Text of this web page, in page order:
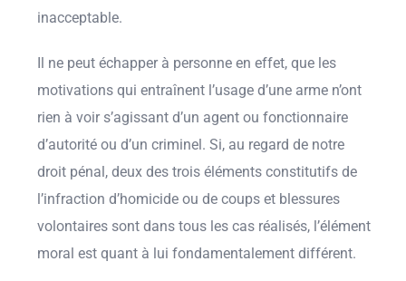
inacceptable.
Il ne peut échapper à personne en effet, que les
motivations qui entraînent l’usage d’une arme n’ont
rien à voir s’agissant d’un agent ou fonctionnaire
d’autorité ou d’un criminel. Si, au regard de notre
droit pénal, deux des trois éléments constitutifs de
l’infraction d’homicide ou de coups et blessures
volontaires sont dans tous les cas réalisés, l’élément
moral est quant à lui fondamentalement différent.